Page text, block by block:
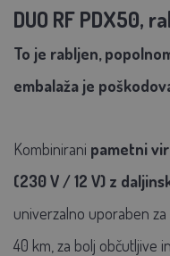
DUO RF PDX50,
To je rabljen,
embalaža je
Kombinirani pametni
(230 V / 12 V) z
univerzalno uporaben
40 km, za bolj občutljive